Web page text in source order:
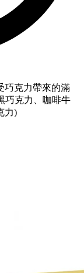
巧克力帶來的滿
巧克力、咖啡牛
力)